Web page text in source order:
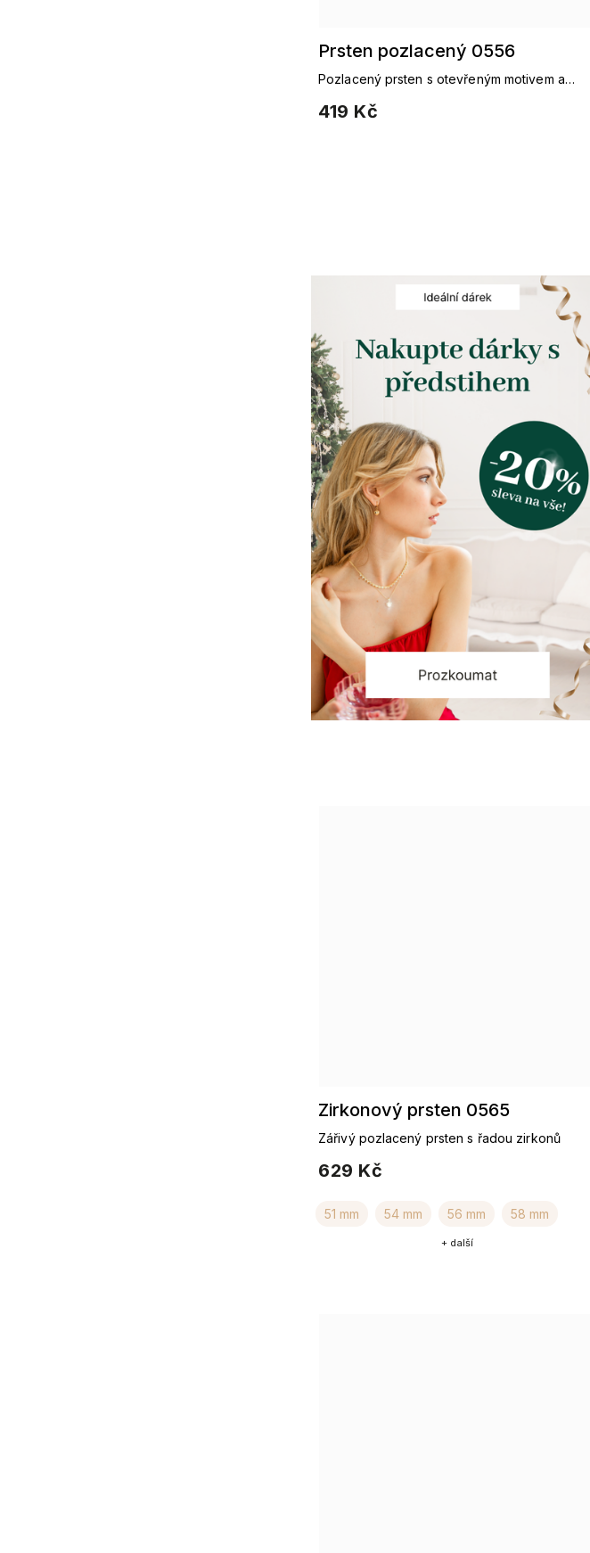
Prsten pozlacený 0556
419 Kč
Pozlacený prsten s otevřeným motivem a
Zirkonový prsten 0565
629 Kč
Zářivý pozlacený prsten s řadou zirkonů
51 mm 54 mm 56 mm 58 mm
+ další